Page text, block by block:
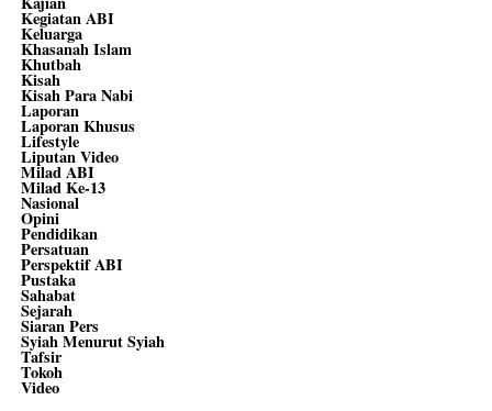
Kegiatan ABI
Keluarga
Khasanah Islam
Khutbah
Kisah
Kisah Para Nabi
Laporan
Laporan Khusus
Lifestyle
Liputan Video
Milad ABI
Milad Ke-13
Nasional
Opini
Pendidikan
Persatuan
Perspektif ABI
Pustaka
Sahabat
Sejarah
Siaran Pers
Syiah Menurut Syiah
Tafsir
Tokoh
Video